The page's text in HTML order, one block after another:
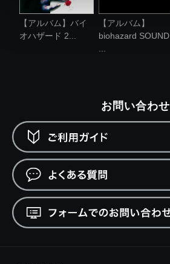
【アルバム】バイ
オハザード 2...
【アルバム】
biohazard SOUND
お問い合わせ